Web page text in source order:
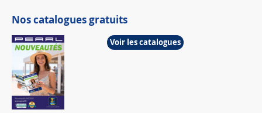
Nos catalogues gratuits
Voir les catalogues